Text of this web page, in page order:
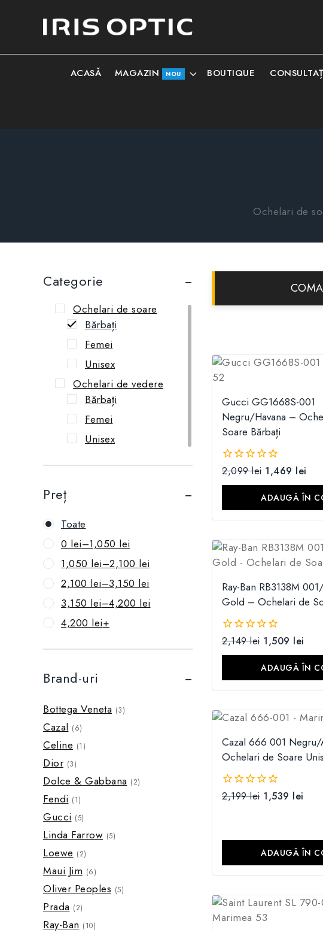
ACASĂ MAGAZIN NOU BOUTIQUE
Ochelari de
Gucci GG1668S-001
Negru/Havana –
Soare Bărbați
0
2,099lei 1,469 lei
ADAUGĂ ÎN
Ray-Ban RB3138M
Gold – Ochelari de
0
2,149lei 1,509 lei
ADAUGĂ ÎN
Cazal 666 001
Ochelari de Soare
0
2,199lei 1,539 lei
ADAUGĂ ÎN
Categorie
Ochelari de soare
Bărbați
Femei
Unisex
Ochelari de vedere
Bărbați
Femei
Unisex
Preț
Toate
0 lei–1,050 lei
1,050 lei–2,100 lei
2,100 lei–3,150 lei
3,150 lei–4,200 lei
4,200 lei+
Brand-uri
Bottega Veneta (3)
Cazal (6)
Celine (1)
Dior (3)
Dolce & Gabbana (2)
Fendi (1)
Gucci (5)
Linda Farrow (5)
Loewe (2)
Maui Jim (6)
Oliver Peoples (5)
Prada (2)
Ray-Ban (10)